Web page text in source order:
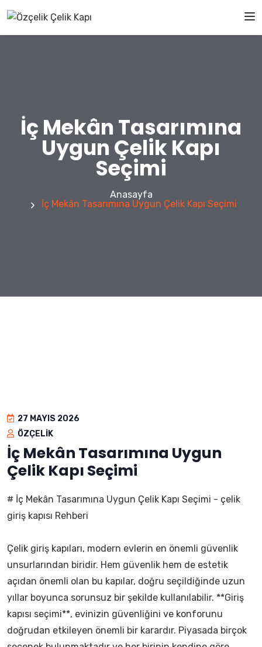
İç Mekân Tasarımına
Uygun Çelik Kapı
Seçimi
Anasayfa
İç Mekân Tasarımına Uygun Çelik Kapı Seçimi
27 MAYIS 2026
ÖZÇELIK
İç Mekân Tasarımına Uygun
Çelik Kapı Seçimi
# İç Mekân Tasarımına Uygun Çelik Kapı Seçimi - çelik
giriş kapısı Rehberi
Çelik giriş kapıları, modern evlerin en önemli güvenlik
unsurlarından biridir. Hem güvenlik hem de estetik
açıdan önemli olan bu kapılar, doğru seçildiğinde uzun
yıllar boyunca sorunsuz bir şekilde kullanılabilir. **Giriş
kapısı seçimi**, evinizin güvenliğini ve konforunu
doğrudan etkileyen önemli bir karardır. Piyasada birçok